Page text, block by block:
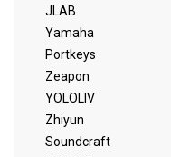
JLAB
Yamaha
Portkeys
Zeapon
YOLOLIV
Zhiyun
Soundcraft